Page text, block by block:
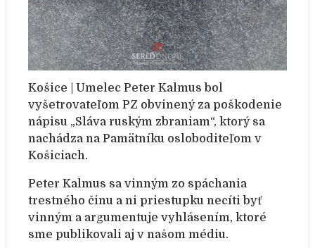
Košice | Umelec Peter Kalmus bol
vyšetrovateľom PZ obvinený za poškodenie
nápisu „Sláva ruským zbraniam“, ktorý sa
nachádza na Pamätníku osloboditeľom v
Košiciach.
Peter Kalmus sa vinným zo spáchania
trestného činu a ni priestupku necíti byť
vinným a argumentuje vyhlásením, ktoré
sme publikovali aj v našom médiu.